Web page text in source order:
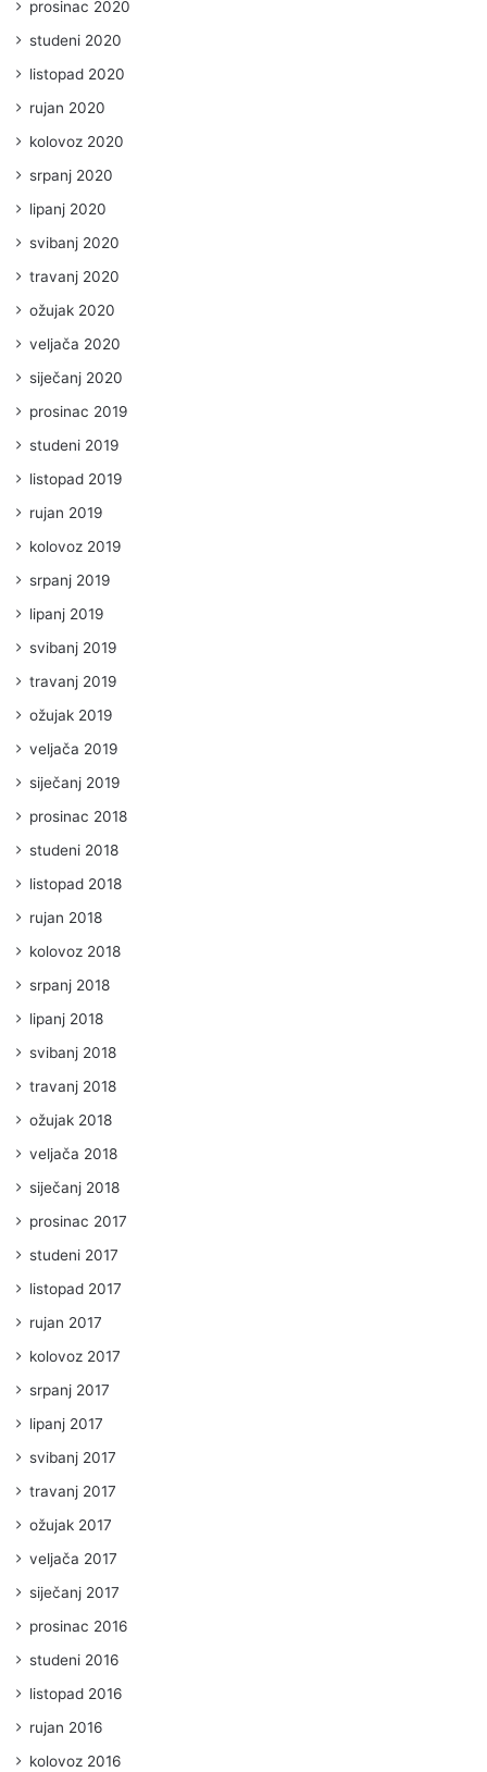
prosinac 2020
studeni 2020
listopad 2020
rujan 2020
kolovoz 2020
srpanj 2020
lipanj 2020
svibanj 2020
travanj 2020
ožujak 2020
veljača 2020
siječanj 2020
prosinac 2019
studeni 2019
listopad 2019
rujan 2019
kolovoz 2019
srpanj 2019
lipanj 2019
svibanj 2019
travanj 2019
ožujak 2019
veljača 2019
siječanj 2019
prosinac 2018
studeni 2018
listopad 2018
rujan 2018
kolovoz 2018
srpanj 2018
lipanj 2018
svibanj 2018
travanj 2018
ožujak 2018
veljača 2018
siječanj 2018
prosinac 2017
studeni 2017
listopad 2017
rujan 2017
kolovoz 2017
srpanj 2017
lipanj 2017
svibanj 2017
travanj 2017
ožujak 2017
veljača 2017
siječanj 2017
prosinac 2016
studeni 2016
listopad 2016
rujan 2016
kolovoz 2016